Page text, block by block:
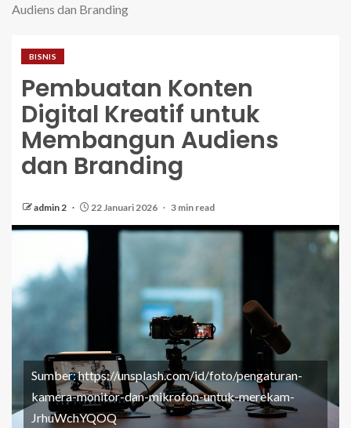
Audiens dan Branding
BISNIS
Pembuatan Konten
Digital Kreatif untuk
Membangun Audiens
dan Branding
admin 2 22 Januari 2026 3 min read
Sumber: https://unsplash.com/id/foto/pengaturan-
kamera-monitor-dan-mikrofon-untuk-merekam-
JrhuWchYQOQ